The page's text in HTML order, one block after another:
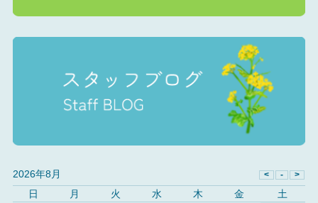
2026年8月
日
月 火 水 木 金
土